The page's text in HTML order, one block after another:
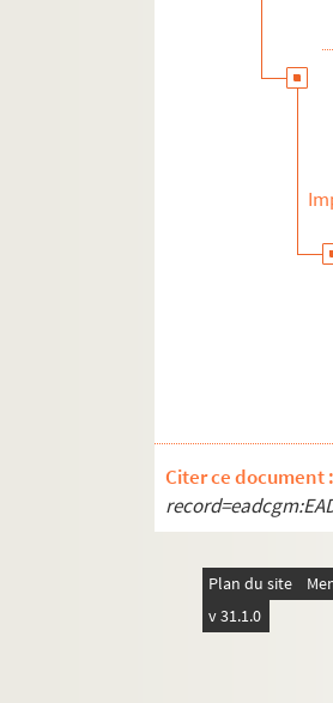
Citer ce document :
Plan du site
v 31.1.0